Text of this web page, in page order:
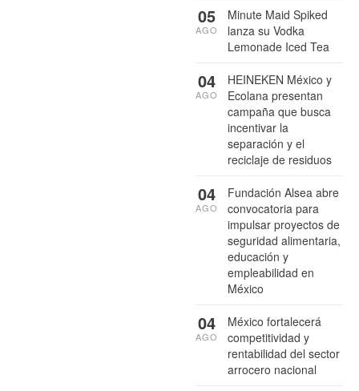
Minute Maid Spiked
lanza su Vodka
Lemonade Iced Tea
05
AGO
HEINEKEN México y
Ecolana presentan
campaña que busca
incentivar la
separación y el
reciclaje de residuos
04
AGO
Fundación Alsea abre
convocatoria para
impulsar proyectos de
seguridad alimentaria,
educación y
empleabilidad en
México
04
AGO
México fortalecerá
competitividad y
rentabilidad del sector
arrocero nacional
04
AGO